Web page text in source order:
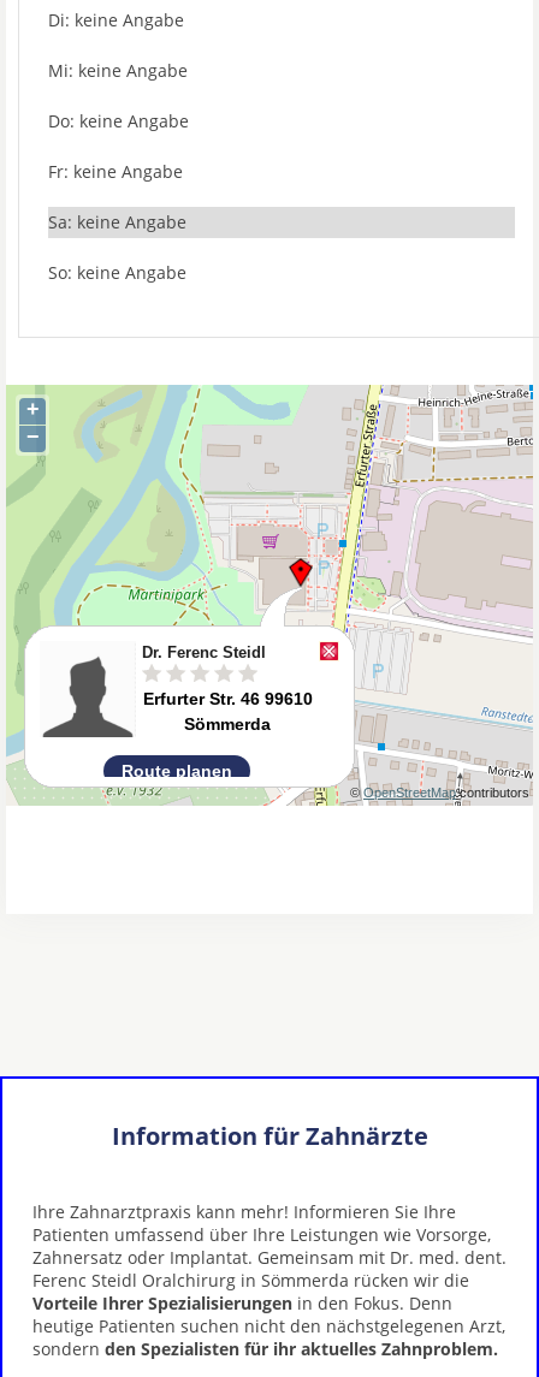
Di: keine Angabe
Mi: keine Angabe
Do: keine Angabe
Fr: keine Angabe
Sa: keine Angabe
So: keine Angabe
Information für Zahnärzte
Ihre Zahnarztpraxis kann mehr! Informieren Sie Ihre
Patienten umfassend über Ihre Leistungen wie Vorsorge,
Zahnersatz oder Implantat. Gemeinsam mit Dr. med. dent.
Ferenc Steidl Oralchirurg in Sömmerda rücken wir die
Vorteile Ihrer Spezialisierungen in den Fokus. Denn
heutige Patienten suchen nicht den nächstgelegenen Arzt,
sondern den Spezialisten für ihr aktuelles Zahnproblem.